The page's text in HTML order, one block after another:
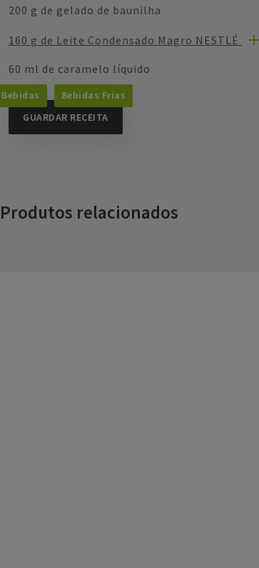
200 g de gelado de baunilha
160 g de Leite Condensado Magro NESTLÉ
60 ml de caramelo líquido
GUARDAR RECEITA
Bebidas Bebidas Frias
Produtos relacionados